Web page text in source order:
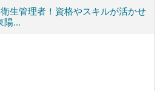
生管理者！資格やスキルが活かせ
陽...